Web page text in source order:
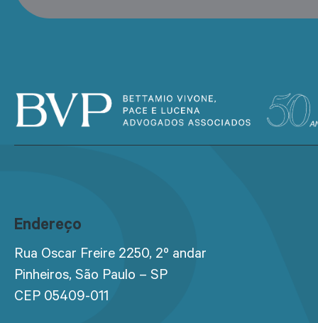
Endereço
Rua Oscar Freire 2250, 2º andar
Pinheiros, São Paulo – SP
CEP 05409-011